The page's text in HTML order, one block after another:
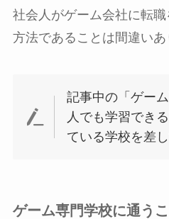
社会人がゲーム会社に転
方法であることは間違いあ
記事中の「ゲー
人でも学習でき
ている学校を差し
ゲーム専門学校に通う